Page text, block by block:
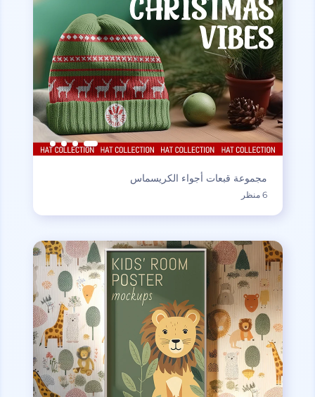
مجموعة قبعات أجواء الكريسماس
6 منظر